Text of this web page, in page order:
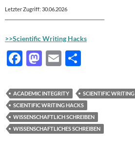
Letzter Zugriff: 30.06.2026
>>Scientific Writing Hacks
F
e
b
o
o
M
to
d
o
n
E
ail le
n
ACADEMIC INTEGRITY
SCIENTIFIC WRITING
SCIENTIFIC WRITING HACKS
WISSENSCHAFTLICH SCHREIBEN
WISSENSCHAFTLICHES SCHREIBEN